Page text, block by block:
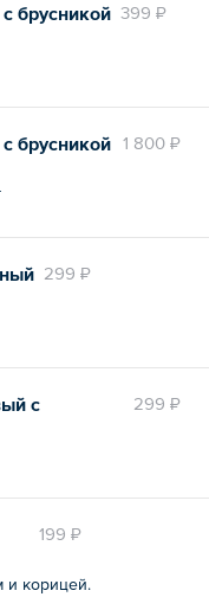
399 ₽
брусникой
1 800 ₽
брусникой
299 ₽
299 ₽
с
199 ₽
корицей.